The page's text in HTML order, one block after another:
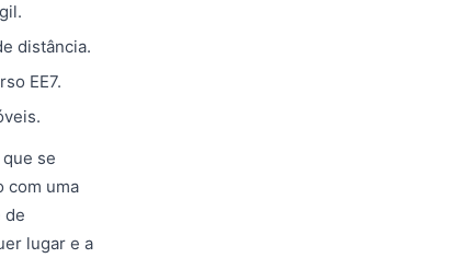
distância.
EE7.
se
com uma
de
lugar e a